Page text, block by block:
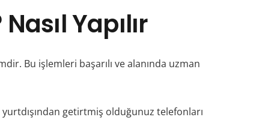
Yapılır
Bu işlemleri başarılı ve alanında uzman
getirtmiş olduğunuz telefonları